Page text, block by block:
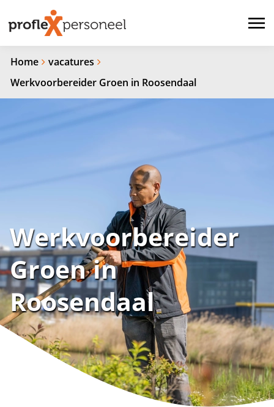
Home
vacatures
Werkvoorbereider Groen in Roosendaal
Werkvoorbereider
Groen in
Roosendaal